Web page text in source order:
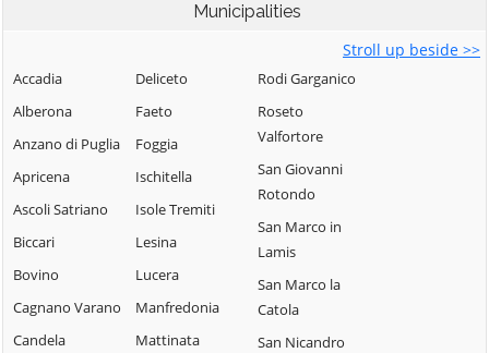
Municipalities
Stroll up beside >>
Accadia
Alberona
Anzano di Puglia
Apricena
Ascoli Satriano
Biccari
Bovino
Cagnano Varano
Candela
Deliceto
Faeto
Foggia
Ischitella
Isole Tremiti
Lesina
Lucera
Manfredonia
Mattinata
Rodi Garganico
Roseto
Valfortore
San Giovanni
Rotondo
San Marco in
Lamis
San Marco la
Catola
San Nicandro